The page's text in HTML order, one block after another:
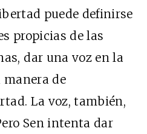
puede definirse
propicias de las
dar una voz en la
de
La voz, también,
Sen intenta dar